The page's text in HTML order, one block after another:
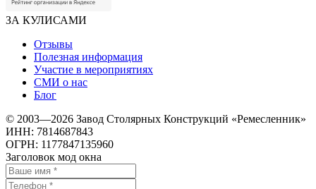
ЗА КУЛИСАМИ
Отзывы
Полезная информация
Участие в мероприятиях
СМИ о нас
Блог
© 2003—2026 Завод Столярных Конструкций «Ремесленник»
ИНН: 7814687843
ОГРН: 1177847135960
Заголовок мод окна